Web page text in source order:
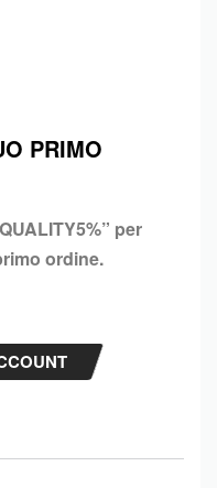
PRIMO
per
ordine.